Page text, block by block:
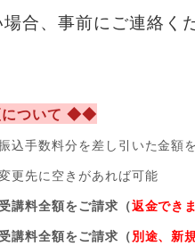
合、事前にご連絡く
について ◆◆
数料分を差し引いた金額を
先に空きがあれば可能
講料全額をご請求（返金でき
講料全額をご請求（別途、新